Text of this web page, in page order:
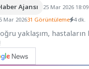
Ajansı
25 Mar 2026 18:09
Mar 202631 Görüntüleme 4 dk.